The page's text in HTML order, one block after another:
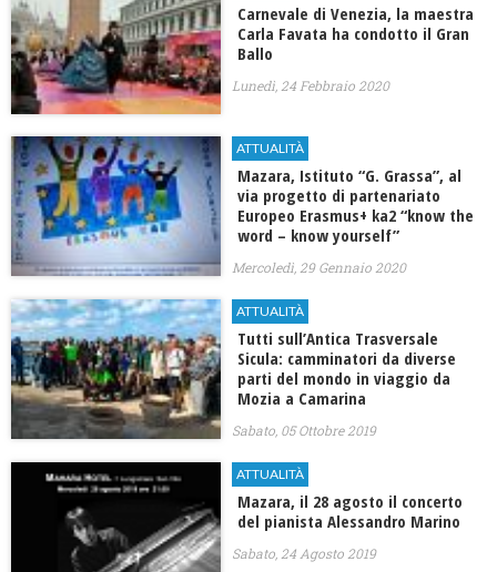
Carnevale di Venezia, la maestra
Carla Favata ha condotto il Gran
Ballo
Lunedì, 24 Febbraio 2020
ATTUALITÀ
Mazara, Istituto “G. Grassa”, al
via progetto di partenariato
Europeo Erasmus+ ka2 “know the
word – know yourself”
Mercoledì, 29 Gennaio 2020
ATTUALITÀ
Tutti sull’Antica Trasversale
Sicula: camminatori da diverse
parti del mondo in viaggio da
Mozia a Camarina
Sabato, 05 Ottobre 2019
ATTUALITÀ
Mazara, il 28 agosto il concerto
del pianista Alessandro Marino
Sabato, 24 Agosto 2019